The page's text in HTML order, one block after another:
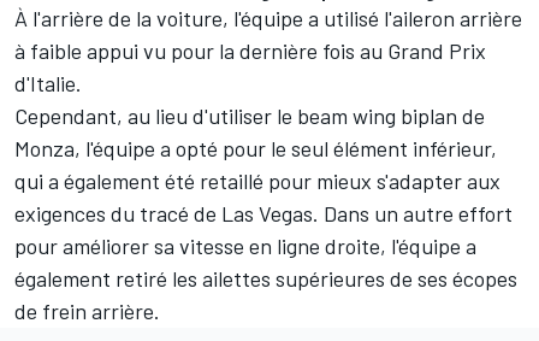
À l'arrière de la voiture, l'équipe a utilisé l'aileron arrière
à faible appui vu pour la dernière fois au Grand Prix
d'Italie.
Cependant, au lieu d'utiliser le beam wing biplan de
Monza, l'équipe a opté pour le seul élément inférieur,
qui a également été retaillé pour mieux s'adapter aux
exigences du tracé de Las Vegas. Dans un autre effort
pour améliorer sa vitesse en ligne droite, l'équipe a
également retiré les ailettes supérieures de ses écopes
de frein arrière.